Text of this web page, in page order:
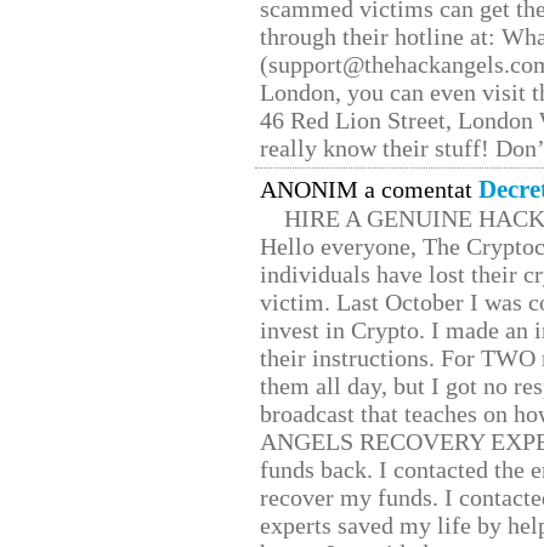
scammed victims can get
through their hotline at:
London, you can even visit
46 Red Lion Street, London
really know their stuff!
ANONIM a comentat
HIRE A GENUINE
Hello everyone, The
individuals have lost their
victim. Last October I was
invest in Crypto. I made
their instructions. For TWO
them all day, but I got no
broadcast that teaches on
ANGELS RECOVERY
funds back. I contacted the
recover my funds. I
experts saved my life by